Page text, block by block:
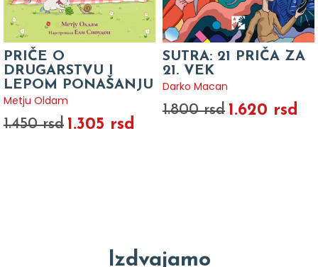
PRIČE O
DRUGARSTVU I
LEPOM PONAŠANJU
Metju Oldam
1.450 rsd 1.305 rsd
SUTRA: 21 PRIČA ZA
21. VEK
Darko Macan
1.800 rsd 1.620 rsd
Izdvajamo